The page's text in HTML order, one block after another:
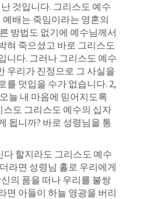
것입니다. 그리스도 예수
배는 죽임이라는 영혼의
방법도 없기에 예수님께서
혀 죽으셨고 바로 그리스도
니다. 그러나 그리스도 예수
우리가 진정으로 그 사실을
를 덧입을 수가 없습니다. 2,
늘 내 마음에 믿어지도록
도 그리스도 예수의 십자
됩니까? 바로 성령님을 통
다 할지라도 그리스도 예수
라면 성령님 홀로 우리에게
의 품을 떠나 우리를 불쌍
면 아들이 하늘 영광을 버리